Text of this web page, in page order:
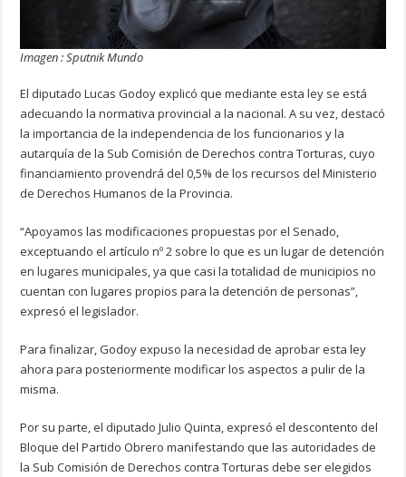
Imagen : Sputnik Mundo
El diputado Lucas Godoy explicó que mediante esta ley se está
adecuando la normativa provincial a la nacional. A su vez, destacó
la importancia de la independencia de los funcionarios y la
autarquía de la Sub Comisión de Derechos contra Torturas, cuyo
financiamiento provendrá del 0,5% de los recursos del Ministerio
de Derechos Humanos de la Provincia.
“Apoyamos las modificaciones propuestas por el Senado,
exceptuando el artículo nº 2 sobre lo que es un lugar de detención
en lugares municipales, ya que casi la totalidad de municipios no
cuentan con lugares propios para la detención de personas”,
expresó el legislador.
Para finalizar, Godoy expuso la necesidad de aprobar esta ley
ahora para posteriormente modificar los aspectos a pulir de la
misma.
Por su parte, el diputado Julio Quinta, expresó el descontento del
Bloque del Partido Obrero manifestando que las autoridades de
la Sub Comisión de Derechos contra Torturas debe ser elegidos